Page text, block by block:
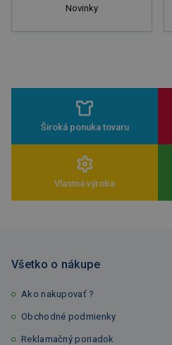
Novinky
Široká ponuka tovaru
Vlastná výroba
Všetko o nákupe
Ako nakupovať ?
Obchodné podmienky
Reklamačný poriadok